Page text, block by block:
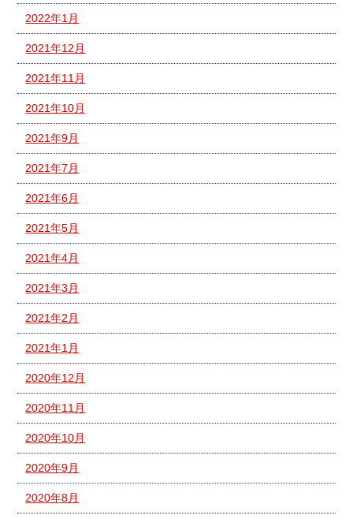
2022年1月
2021年12月
2021年11月
2021年10月
2021年9月
2021年7月
2021年6月
2021年5月
2021年4月
2021年3月
2021年2月
2021年1月
2020年12月
2020年11月
2020年10月
2020年9月
2020年8月